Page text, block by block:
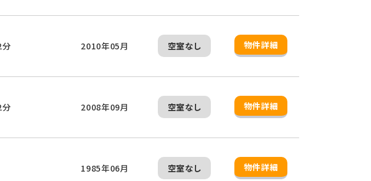
2010年05月 空室なし 物件詳細
2008年09月 空室なし 物件詳細
1985年06月 空室なし 物件詳細